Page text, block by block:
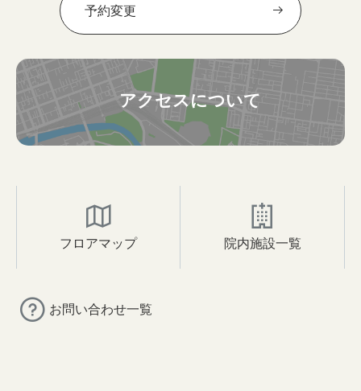
予約変更
アクセスについて
フロアマップ 院内施設一覧
お問い合わせ一覧